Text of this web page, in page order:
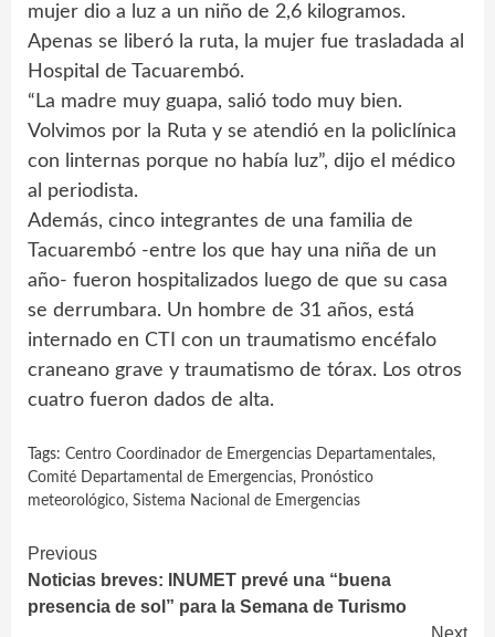
mujer dio a luz a un niño de 2,6 kilogramos.
Apenas se liberó la ruta, la mujer fue trasladada al
Hospital de Tacuarembó.
“La madre muy guapa, salió todo muy bien.
Volvimos por la Ruta y se atendió en la policlínica
con linternas porque no había luz”, dijo el médico
al periodista.
Además, cinco integrantes de una familia de
Tacuarembó -entre los que hay una niña de un
año- fueron hospitalizados luego de que su casa
se derrumbara. Un hombre de 31 años, está
internado en CTI con un traumatismo encéfalo
craneano grave y traumatismo de tórax. Los otros
cuatro fueron dados de alta.
Tags: Centro Coordinador de Emergencias Departamentales,
Comité Departamental de Emergencias, Pronóstico
meteorológico, Sistema Nacional de Emergencias
Continue
Reading
Previous
Noticias breves: INUMET prevé una “buena
presencia de sol” para la Semana de Turismo
Next